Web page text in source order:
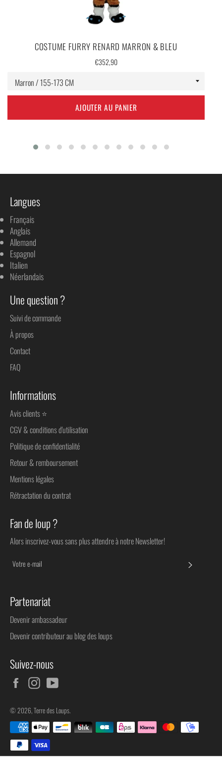
COSTUME FURRY RENARD MARRON & BLEU
Prix
€352,90
AJOUTER AU PANIER
Langues
Français
Anglais
Allemand
Espagnol
Italien
Néerlandais
Une question ?
Suivi de commande
À propos
Contact
FAQ
Informations
Avis clients ⭐
CGV & conditions d'utilisation
Politique de confidentialité
Retour & remboursement
Mentions légales
Rétractation du contrat
Fan de loup ?
Alors inscrivez-vous sans plus attendre à notre Newsletter!
Partenariat
Devenir ambassadeur
Devenir contributeur au blog des loups
Suivez-nous
FacebookInstagram
© 2026,Terre des Loups.
Méthodes
de
paiement